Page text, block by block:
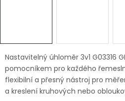
Značky
Nastavitelný úhloměr 3v1 G03316
pomocníkem pro každého
flexibilní a přesný nástroj pro
a kreslení kruhových nebo